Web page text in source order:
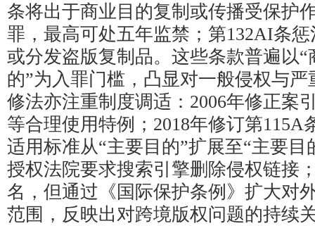
条将出于商业目的复制或传播受保护
罪，最高可处五年监禁；第132AI条
或分发盗版复制品。这些条款普遍以“
的”为入罪门槛，凸显对一般侵权与
修法亦注重制度调适：2006年修正案
等合理使用特例；2018年修订第115A
适用标准从“主要目的”扩展至“主要目
授权法院要求搜索引擎删除侵权链接
名，但通过《国际保护条例》扩大对
范围，反映出对跨境版权问题的持续